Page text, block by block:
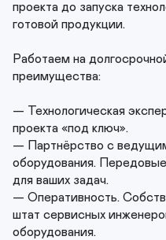
проекта до запуска
готовой продукции.
Работаем на
преимущества:
— Технологическая
проекта «под ключ».
— Партнёрство с
оборудования.
для ваших задач.
— Оперативность.
штат сервисных
оборудования.